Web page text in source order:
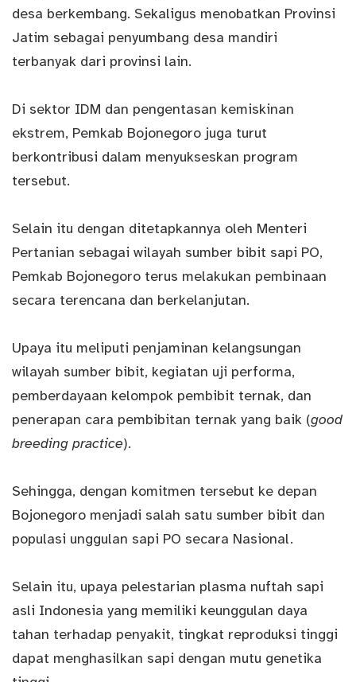
desa berkembang. Sekaligus menobatkan Provinsi
Jatim sebagai penyumbang desa mandiri
terbanyak dari provinsi lain.
Di sektor IDM dan pengentasan kemiskinan
ekstrem, Pemkab Bojonegoro juga turut
berkontribusi dalam menyukseskan program
tersebut.
Selain itu dengan ditetapkannya oleh Menteri
Pertanian sebagai wilayah sumber bibit sapi PO,
Pemkab Bojonegoro terus melakukan pembinaan
secara terencana dan berkelanjutan.
Upaya itu meliputi penjaminan kelangsungan
wilayah sumber bibit, kegiatan uji performa,
pemberdayaan kelompok pembibit ternak, dan
penerapan cara pembibitan ternak yang baik (good
breeding practice).
Sehingga, dengan komitmen tersebut ke depan
Bojonegoro menjadi salah satu sumber bibit dan
populasi unggulan sapi PO secara Nasional.
Selain itu, upaya pelestarian plasma nuftah sapi
asli Indonesia yang memiliki keunggulan daya
tahan terhadap penyakit, tingkat reproduksi tinggi
dapat menghasilkan sapi dengan mutu genetika